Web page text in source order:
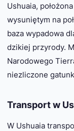
Ushuaia,
wysuniętym na
baza wypadowa
dzikiej przyrody.
Narodowego
niezliczone
Transport w
W Ushuaia